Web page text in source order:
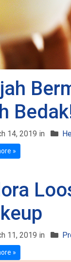
14, 2019 in
»
11, 2019 in
»